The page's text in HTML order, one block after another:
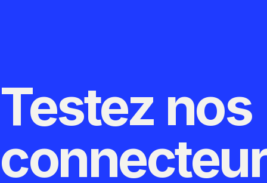
Testez nos